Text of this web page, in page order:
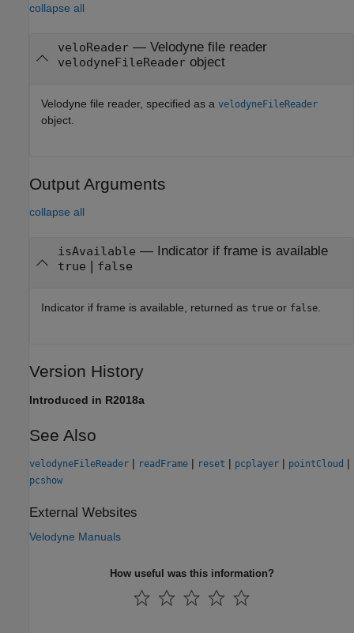
collapse all
veloReader— Velodyne file reader
velodyneFileReaderobject
Velodyne file reader, specified as a velodyneFileReader
object.
Output Arguments
collapse all
isAvailable — Indicator if frame is available
true | false
Indicator if frame is available, returned as true or false.
Version History
Introduced in R2018a
See Also
velodyneFileReader | readFrame | reset | pcplayer | pointCloud |
pcshow
External Websites
Velodyne Manuals
How useful was this information?